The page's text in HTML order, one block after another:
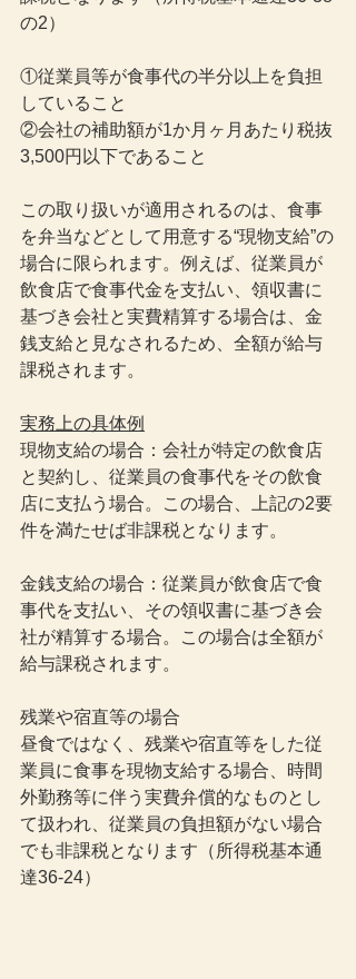
の2）
①従業員等が食事代の半分以上を負担
していること
②会社の補助額が1か月ヶ月あたり税抜
3,500円以下であること
この取り扱いが適用されるのは、食事
を弁当などとして用意する“現物支給”の
場合に限られます。例えば、従業員が
飲食店で食事代金を支払い、領収書に
基づき会社と実費精算する場合は、金
銭支給と見なされるため、全額が給与
課税されます。
実務上の具体例
現物支給の場合：会社が特定の飲食店
と契約し、従業員の食事代をその飲食
店に支払う場合。この場合、上記の2要
件を満たせば非課税となります。
金銭支給の場合：従業員が飲食店で食
事代を支払い、その領収書に基づき会
社が精算する場合。この場合は全額が
給与課税されます。
残業や宿直等の場合
昼食ではなく、残業や宿直等をした従
業員に食事を現物支給する場合、時間
外勤務等に伴う実費弁償的なものとし
て扱われ、従業員の負担額がない場合
でも非課税となります（所得税基本通
達36-24）